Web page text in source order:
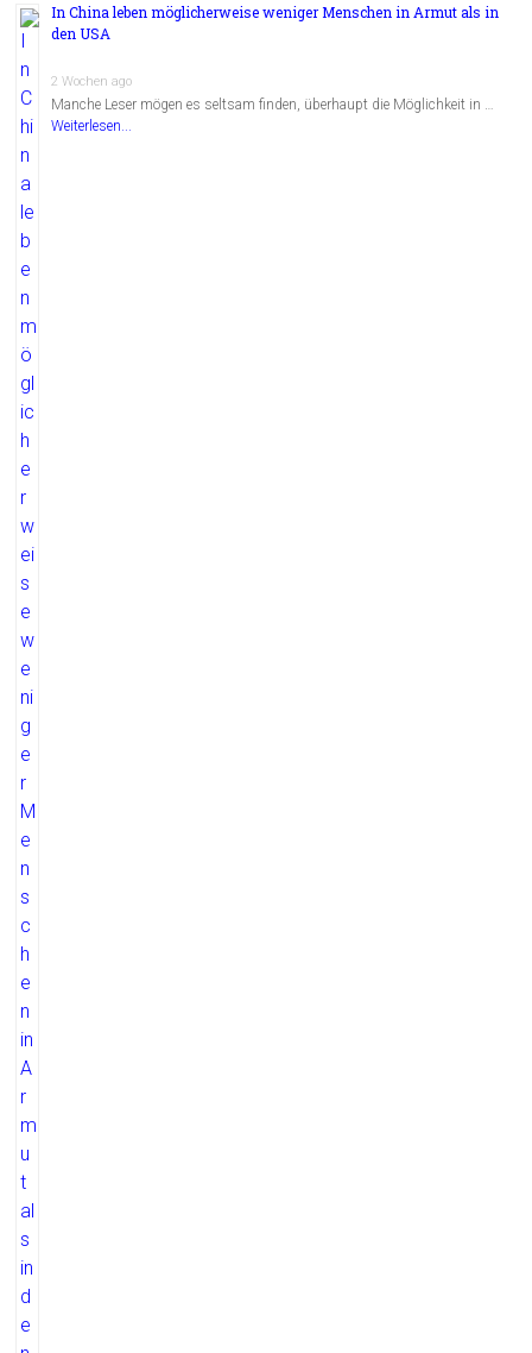
In China leben möglicherweise weniger Menschen in Armut als in
den USA
2 Wochen ago
Manche Leser mögen es seltsam finden, überhaupt die Möglichkeit in …
Weiterlesen...